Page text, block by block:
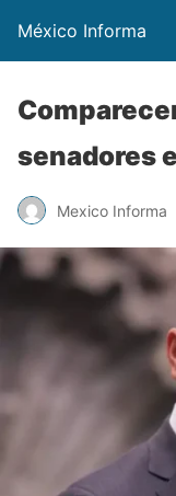
México Informa
senadores
Mexico Informa